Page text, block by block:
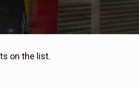
on the list.